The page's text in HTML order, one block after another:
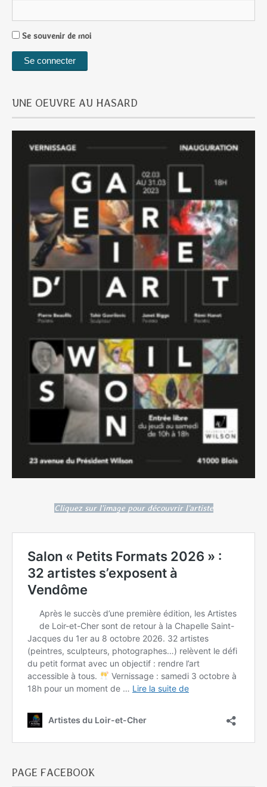
Se souvenir de moi
UNE OEUVRE AU HASARD
Cliquez sur l'image pour découvrir l'artiste
PAGE FACEBOOK